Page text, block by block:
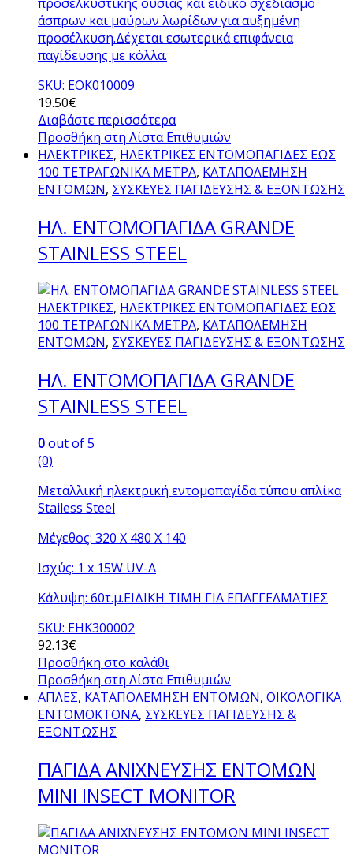
άσπρων και μαύρων λωρίδων για αυξημένη
προσέλκυση.Δέχεται εσωτερικά επιφάνεια
παγίδευσης με κόλλα.
SKU: ΕΟΚ010009
19.50€
Διαβάστε περισσότερα
Προσθήκη στη Λίστα Επιθυμιών
ΗΛΕΚΤΡΙΚΕΣ, ΗΛΕΚΤΡΙΚΕΣ ΕΝΤΟΜΟΠΑΓΙΔΕΣ ΕΩΣ
100 ΤΕΤΡΑΓΩΝΙΚΑ ΜΕΤΡΑ, ΚΑΤΑΠΟΛΕΜΗΣΗ
ΕΝΤΟΜΩΝ, ΣΥΣΚΕΥΕΣ ΠΑΓΙΔΕΥΣΗΣ & ΕΞΟΝΤΩΣΗΣ
ΗΛ. ΕΝΤΟΜΟΠΑΓΙΔΑ GRANDE
STAINLESS STEEL
ΗΛΕΚΤΡΙΚΕΣ, ΗΛΕΚΤΡΙΚΕΣ ΕΝΤΟΜΟΠΑΓΙΔΕΣ ΕΩΣ
100 ΤΕΤΡΑΓΩΝΙΚΑ ΜΕΤΡΑ, ΚΑΤΑΠΟΛΕΜΗΣΗ
ΕΝΤΟΜΩΝ, ΣΥΣΚΕΥΕΣ ΠΑΓΙΔΕΥΣΗΣ & ΕΞΟΝΤΩΣΗΣ
ΗΛ. ΕΝΤΟΜΟΠΑΓΙΔΑ GRANDE
STAINLESS STEEL
0out of 5
(0)
Μεταλλική ηλεκτρική εντομοπαγίδα τύπου απλίκα
Stailess Steel
Μέγεθος: 320 X 480 X 140
Ισχύς: 1 x 15W UV-A
Κάλυψη: 60τ.μ.ΕΙΔΙΚΗ ΤΙΜΗ ΓΙΑ ΕΠΑΓΓΕΛΜΑΤΙΕΣ
SKU: ΕΗΚ300002
92.13€
Προσθήκη στο καλάθι
Προσθήκη στη Λίστα Επιθυμιών
ΑΠΛΕΣ, ΚΑΤΑΠΟΛΕΜΗΣΗ ΕΝΤΟΜΩΝ, ΟΙΚΟΛΟΓΙΚΑ
ΕΝΤΟΜΟΚΤΟΝΑ, ΣΥΣΚΕΥΕΣ ΠΑΓΙΔΕΥΣΗΣ &
ΕΞΟΝΤΩΣΗΣ
ΠΑΓΙΔΑ ΑΝΙΧΝΕΥΣΗΣ ΕΝΤΟΜΩΝ
MINI INSECT MONITOR